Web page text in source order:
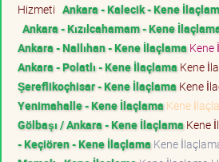
Hizmeti Ankara - Kalecik - Kene
Ankara - Kızılcahamam - Kene
Ankara - Nallıhan - Kene İlaçlama Kene
Ankara - Polatlı - Kene İlaçlama Kene
Şereflikoçhisar - Kene İlaçlama Kene
Yenimahalle - Kene İlaçlama Kene
Gölbaşı / Ankara - Kene İlaçlama Kene
- Keçiören - Kene İlaçlama Kene